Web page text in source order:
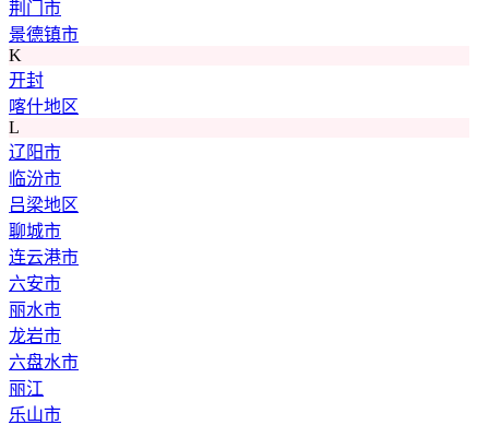
荆门市
景德镇市
K
开封
喀什地区
L
辽阳市
临汾市
吕梁地区
聊城市
连云港市
六安市
丽水市
龙岩市
六盘水市
丽江
乐山市